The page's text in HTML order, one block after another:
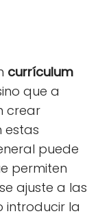
currículum
que a
crear
estas
puede
permiten
ajuste a las
introducir la